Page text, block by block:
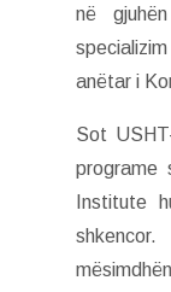
në
anëtar i
Sot
programe
Institute